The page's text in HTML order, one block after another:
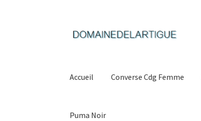
àau
Accueil Converse Cdg Femme
Puma Noir